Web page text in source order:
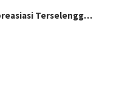
Terselengg…